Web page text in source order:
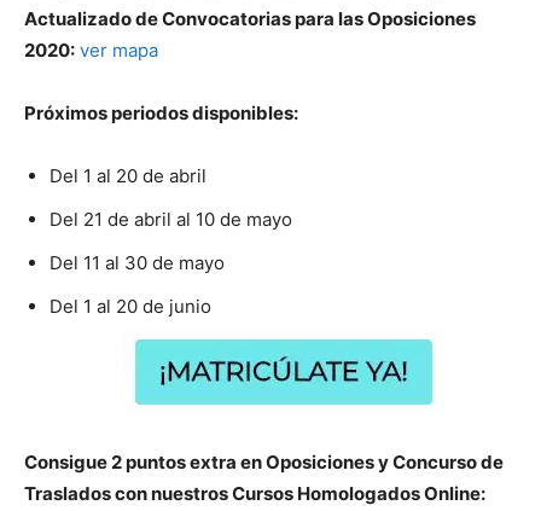
Actualizado de Convocatorias para las Oposiciones
2020: ver mapa
Próximos periodos disponibles:
Del 1 al 20 de abril
Del 21 de abril al 10 de mayo
Del 11 al 30 de mayo
Del 1 al 20 de junio
Consigue 2 puntos extra en Oposiciones y Concurso de
Traslados con nuestros Cursos Homologados Online: